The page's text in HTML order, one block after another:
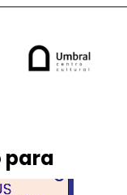
para